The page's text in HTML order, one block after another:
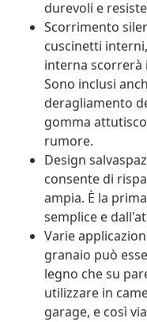
durevoli e
Scorrimento
cuscinetti
interna scorrerà
Sono inclusi
deragliamento
gomma
rumore.
Design
consente di
ampia. È la
semplice e
Varie
granaio può
legno che su
utilizzare in
garage, e così